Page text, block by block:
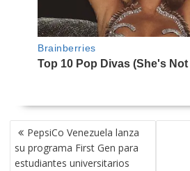
NAVEGACIÓN
DE
ENTRADAS
PepsiCo Venezuela lanza
su programa First Gen para
estudiantes universitarios